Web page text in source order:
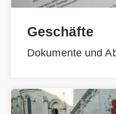
Geschäfte
Dokumente und